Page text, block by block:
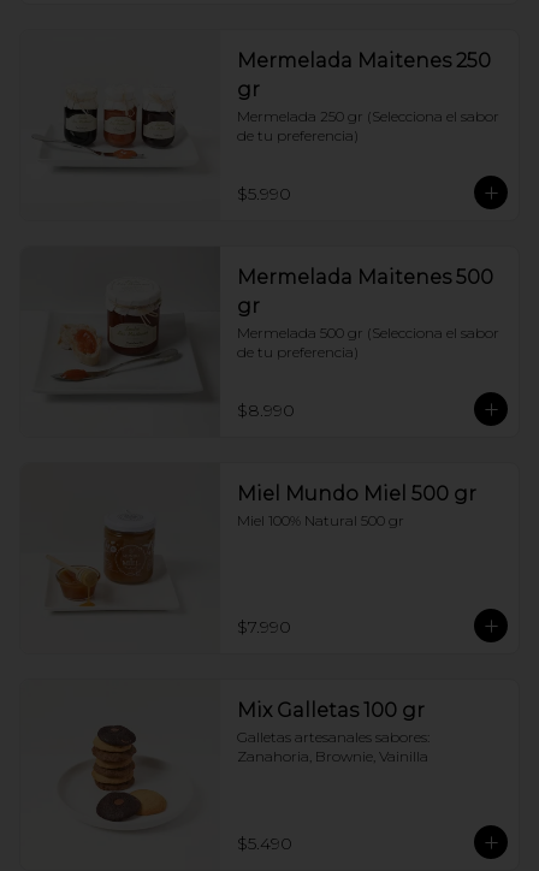
Mermelada Maitenes 250
gr
Mermelada 250 gr (Selecciona el sabor
de tu preferencia)
$5.990
Mermelada Maitenes 500
gr
Mermelada 500 gr (Selecciona el sabor
de tu preferencia)
$8.990
Miel Mundo Miel 500 gr
Miel 100% Natural 500 gr
$7.990
Mix Galletas 100 gr
Galletas artesanales sabores:
Zanahoria, Brownie, Vainilla
$5.490